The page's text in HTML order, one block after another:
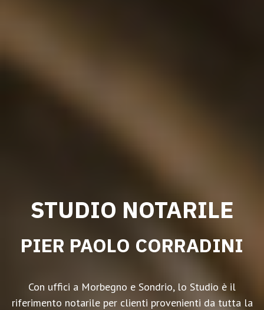
STUDIO NOTARILE
PIER PAOLO CORRADINI
Con uffici a Morbegno e Sondrio, lo Studio è il
riferimento notarile per clienti provenienti da tutta la